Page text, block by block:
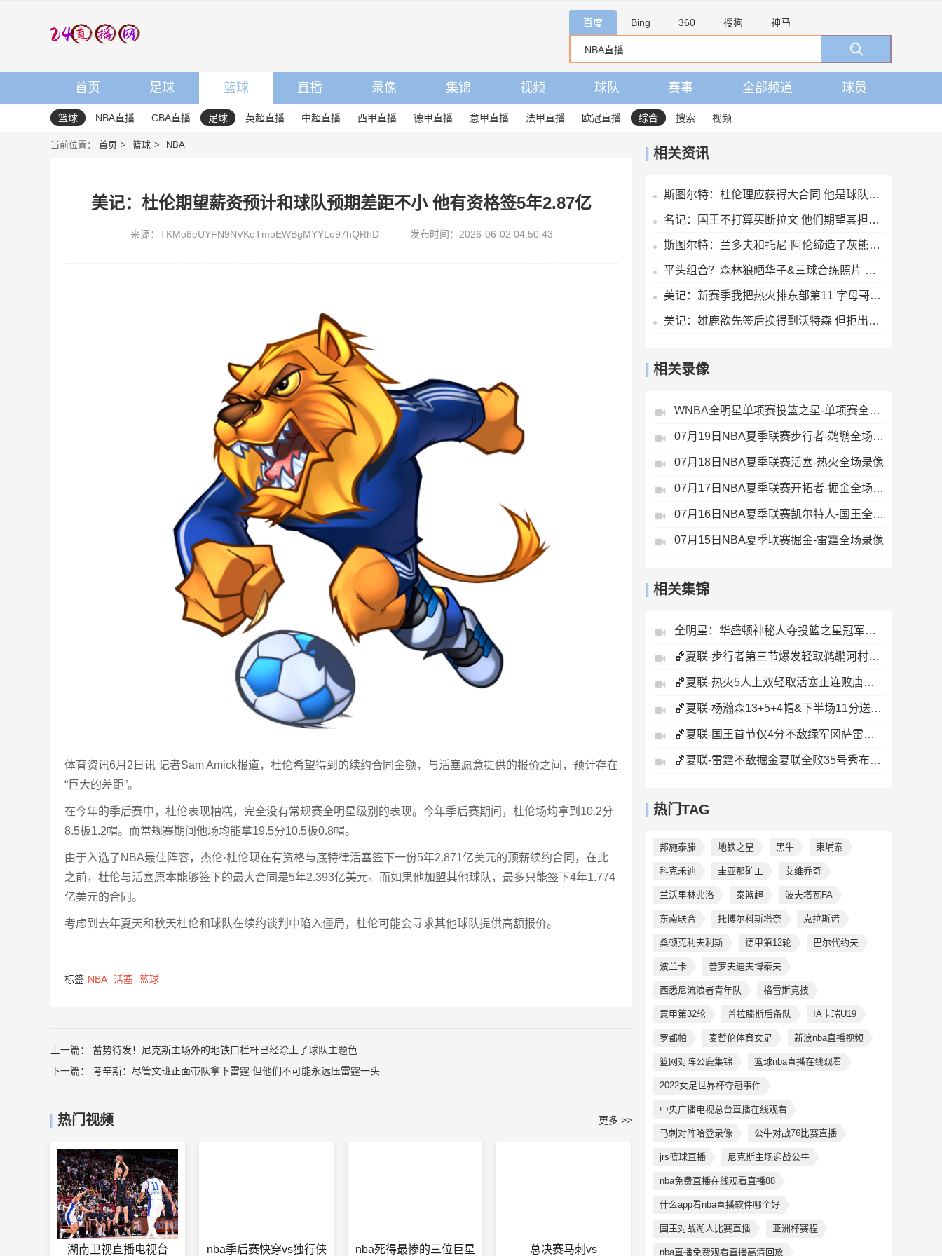
百度 Bing 360 搜狗 神马
首页 足球 篮球 直播 录像 集锦 视频 球队 赛事 全部频道 球员
篮球 NBA直播 CBA直播 足球 英超直播 中超直播 西甲直播 德甲直播 意甲直播 法甲直播 欧冠直播 综合 搜索 视频
当前位置： 首页 篮球 NBA
美记：杜伦期望薪资预计和球队预期差距不小 他有资格签5年2.87亿
来源：TKMo8eUYFN9NVKeTmoEWBgMYYLo97hQRhD 发布时间：2026-06-02 04:50:43
体育资讯6月2日讯 记者Sam Amick报道，杜伦希望得到的续约合同金额，与活塞愿意提供的报价之间，预计存在
“巨大的差距”。
在今年的季后赛中，杜伦表现糟糕，完全没有常规赛全明星级别的表现。今年季后赛期间，杜伦场均拿到10.2分
8.5板1.2帽。而常规赛期间他场均能拿19.5分10.5板0.8帽。
由于入选了NBA最佳阵容，杰伦·杜伦现在有资格与底特律活塞签下一份5年2.871亿美元的顶薪续约合同，在此
之前，杜伦与活塞原本能够签下的最大合同是5年2.393亿美元。而如果他加盟其他球队，最多只能签下4年1.774
亿美元的合同。
考虑到去年夏天和秋天杜伦和球队在续约谈判中陷入僵局，杜伦可能会寻求其他球队提供高额报价。
标签 NBA 活塞 篮球
上一篇： 蓄势待发！尼克斯主场外的地铁口栏杆已经涂上了球队主题色
下一篇： 考辛斯：尽管文班正面带队拿下雷霆 但他们不可能永远压雷霆一头
热门视频 更多 >>
湖南卫视直播电视台 nba季后赛快穿vs独行侠 nba死得最惨的三位巨星 总决赛马刺vs
相关资讯
斯图尔特：杜伦理应获得大合同 他是球队不可或缺的核心拼图
名记：国王不打算买断拉文 他们期望其担任年轻核心的老将领袖
斯图尔特：兰多夫和托尼·阿伦缔造了灰熊的铁血球风
平头组合？森林狼晒华子&三球合练照片 两人平头形象引人注意
美记：新赛季我把热火排东部第11 字母哥与阿德巴约极不兼容
美记：雄鹿欲先签后换得到沃特森 但拒出首轮签 可能送出哈克斯
相关录像
WNBA全明星单项赛投篮之星-单项赛全场录像
07月19日NBA夏季联赛步行者-鹈鹕全场录像
07月18日NBA夏季联赛活塞-热火全场录像
07月17日NBA夏季联赛开拓者-掘金全场录像
07月16日NBA夏季联赛凯尔特人-国王全场录像
07月15日NBA夏季联赛掘金-雷霆全场录像
相关集锦
全明星：华盛顿神秘人夺投篮之星冠军！福德夺得三分大赛冠军！
🏀夏联-步行者第三节爆发轻取鹈鹕河村勇辉5+5+12斯劳森22分
🏀夏联-热火5人上双轻取活塞止连败唐纳森20+8+10奥科里27分
🏀夏联-杨瀚森13+5+4帽&下半场11分送惊艳妙传开拓者力克掘金
🏀夏联-国王首节仅4分不敌绿军冈萨雷斯24+10+5塞纳克10+12
🏀夏联-雷霆不敌掘金夏联全败35号秀布拉齐尔32+6马拉14+7+6
热门TAG
邦施泰滕 地铁之星 黑牛 柬埔寨
科克禾迪 圭亚那矿工 艾维乔奇
兰沃里林弗洛 泰篮超 波夫塔瓦FA
东南联合 托博尔科斯塔奈 克拉斯诺
桑顿克利夫利斯 德甲第12轮 巴尔代约夫
波兰卡 普罗夫迪夫博泰夫
西悉尼流浪者青年队 格雷斯竞技
意甲第32轮 普拉滕斯后备队 IA卡瑞U19
罗都帕 麦哲伦体育女足 新浪nba直播视频
篮网对阵公鹿集锦 篮球nba直播在线观看
2022女足世界杯夺冠事件
中央广播电视总台直播在线观看
马刺对阵哈登录像 公牛对战76比赛直播
jrs篮球直播 尼克斯主场迎战公牛
nba免费直播在线观看直播88
什么app看nba直播软件哪个好
国王对战湖人比赛直播 亚洲杯赛程
nba直播免费观看直播高清回放